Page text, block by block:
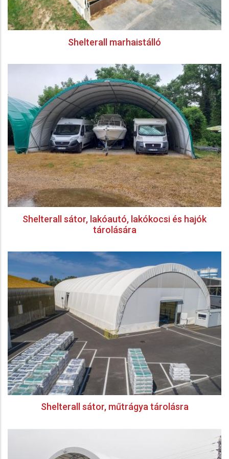
Shelterall marhaistálló
Shelterall sátor, lakóautó, lakókocsi és hajók
tárolására
Shelterall sátor, műtrágya tárolásra